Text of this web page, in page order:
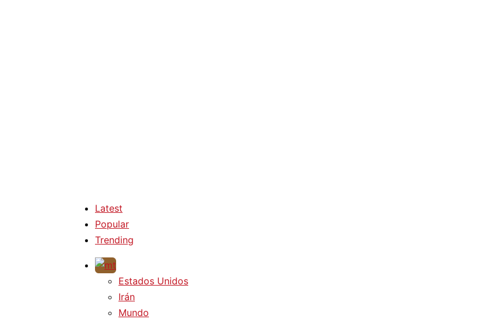
Latest
Popular
Trending
Estados Unidos
Irán
Mundo